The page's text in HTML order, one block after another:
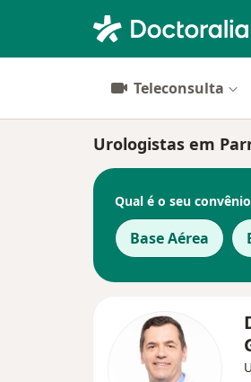
Teleconsulta
Urologistas em
Qual é o seu
Base Aérea